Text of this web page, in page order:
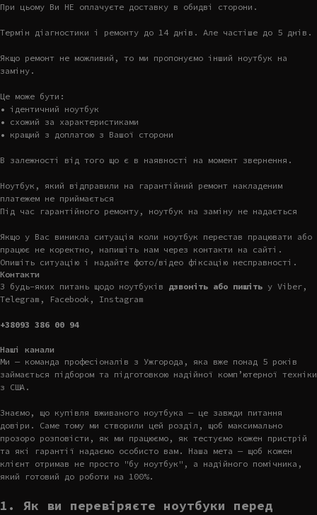
При цьому Ви НЕ оплачуєте доставку в обидві сторони.
Термін діагностики і ремонту до 14 днів. Але частіше до 5 днів.
Якщо ремонт не можливий, то ми пропонуємо інший ноутбук на
заміну.
Це може бути:
• ідентичний ноутбук
• схожий за характеристиками
• кращий з доплатою з Вашої сторони
В залежності від того що є в наявності на момент звернення.
Ноутбук, який відправили на гарантійний ремонт накладеним
платежем не приймається
Під час гарантійного ремонту, ноутбук на заміну не надається
Якщо у Вас виникла ситуація коли ноутбук перестав працювати або
працює не коректно, напишіть нам через контакти на сайті.
Опишіть ситуацію і надайте фото/відео фіксацію несправності.
Контакти
З будь-яких питань щодо ноутбуків дзвоніть або пишіть у Viber,
Telegram, Facebook, Instagram
+38093 386 00 94
Наші канали
Ми — команда професіоналів з Ужгорода, яка вже понад 5 років
займається підбором та підготовкою надійної комп’ютерної техніки
з США.
Знаємо, що купівля вживаного ноутбука — це завжди питання
довіри. Саме тому ми створили цей розділ, щоб максимально
прозоро розповісти, як ми працюємо, як тестуємо кожен пристрій
та які гарантії надаємо особисто вам. Наша мета — щоб кожен
клієнт отримав не просто "бу ноутбук", а надійного помічника,
який готовий до роботи на 100%.
1. Як ви перевіряєте ноутбуки перед